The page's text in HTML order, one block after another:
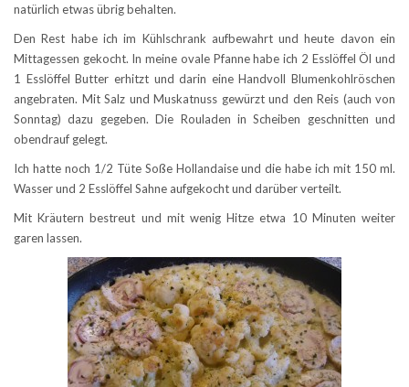
natürlich etwas übrig behalten.
Den Rest habe ich im Kühlschrank aufbewahrt und heute davon ein
Mittagessen gekocht. In meine ovale Pfanne habe ich 2 Esslöffel Öl und
1 Esslöffel Butter erhitzt und darin eine Handvoll Blumenkohlröschen
angebraten. Mit Salz und Muskatnuss gewürzt und den Reis (auch von
Sonntag) dazu gegeben. Die Rouladen in Scheiben geschnitten und
obendrauf gelegt.
Ich hatte noch 1/2 Tüte Soße Hollandaise und die habe ich mit 150 ml.
Wasser und 2 Esslöffel Sahne aufgekocht und darüber verteilt.
Mit Kräutern bestreut und mit wenig Hitze etwa 10 Minuten weiter
garen lassen.